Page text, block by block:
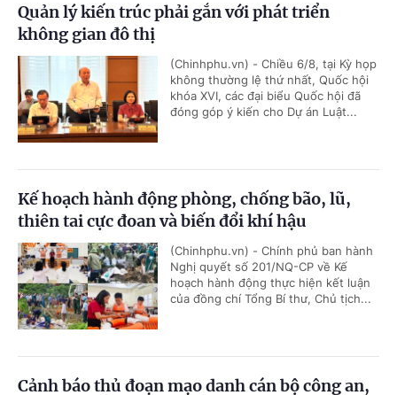
Quản lý kiến trúc phải gắn với phát triển
không gian đô thị
(Chinhphu.vn) - Chiều 6/8, tại Kỳ họp
không thường lệ thứ nhất, Quốc hội
khóa XVI, các đại biểu Quốc hội đã
đóng góp ý kiến cho Dự án Luật...
Kế hoạch hành động phòng, chống bão, lũ,
thiên tai cực đoan và biến đổi khí hậu
(Chinhphu.vn) - Chính phủ ban hành
Nghị quyết số 201/NQ-CP về Kế
hoạch hành động thực hiện kết luận
của đồng chí Tổng Bí thư, Chủ tịch...
Cảnh báo thủ đoạn mạo danh cán bộ công an,